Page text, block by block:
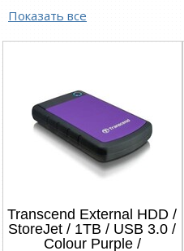
Показать все
Transcend External HDD /
StoreJet / 1TB / USB 3.0 /
Colour Purple /